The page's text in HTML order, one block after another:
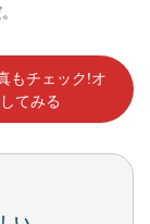
もチェック!オ
てみる